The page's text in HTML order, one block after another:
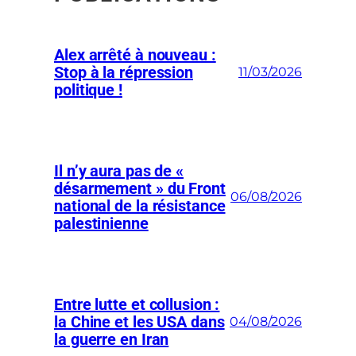
Alex arrêté à nouveau :
Stop à la répression
politique !
11/03/2026
Il n’y aura pas de «
désarmement » du Front
national de la résistance
palestinienne
06/08/2026
Entre lutte et collusion :
la Chine et les USA dans
la guerre en Iran
04/08/2026